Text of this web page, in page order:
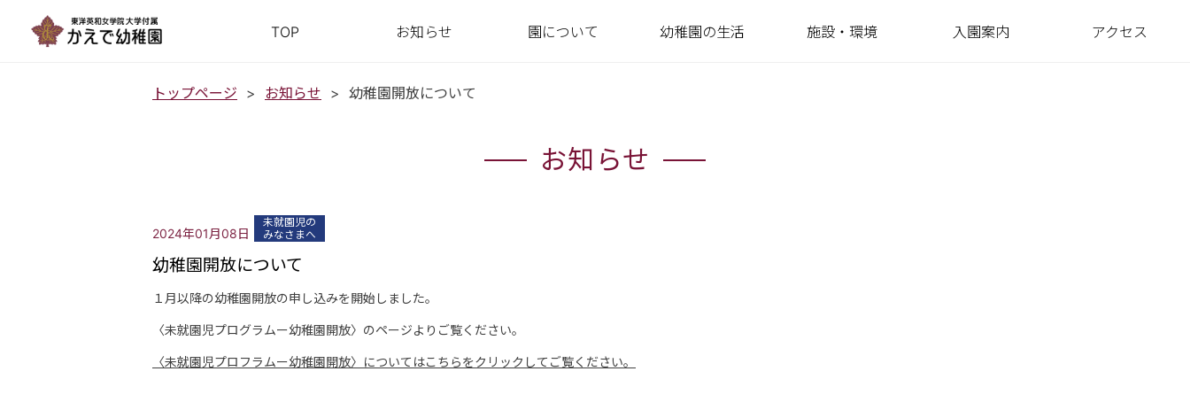
TOP お知らせ 園について
┗ カンガルークラ
幼稚園の生活 施設・環境 入園案内 アクセス
トップページ お知らせ 幼稚園開放について
お知らせ
2024年01月08日
未就園児の
みなさまへ
幼稚園開放について
１月以降の幼稚園開放の申し込みを開始しました。
〈未就園児プログラムー幼稚園開放〉のページよりご覧ください。
〈未就園児プロフラムー幼稚園開放〉についてはこちらをクリックしてご覧ください。